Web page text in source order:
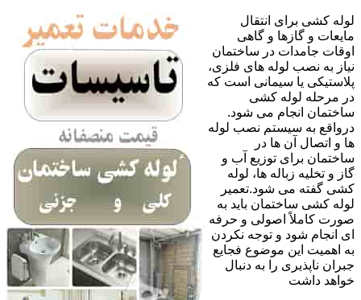
لوله کشی برای انتقال
مایعات و گازها و گاهی
اوقات جامدات در ساختمان
نیاز به نصب لوله های فلزی،
پلاستیکی یا سیمانی است که
در مرحله لوله کشی
ساختمان انجام می شود.
درواقع به سیستم نصب لوله
ها و اتصال آن ها در
ساختمان برای توزیع آب و
گاز و تخلیه زباله ها، لوله
کشی گفته می شود.تعمیر
لوله کشی ساختمان باید به
صورت کاملاً اصولی و حرفه
ای انجام شود و توجه نکردن
به اهمیت این موضوع فجایع
جبران ناپذیری را به دنبال
خواهد داشت